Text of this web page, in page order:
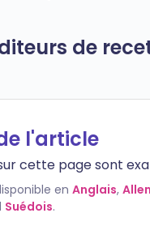
de
l'article
cette page sont
en Anglais,
Suédois.